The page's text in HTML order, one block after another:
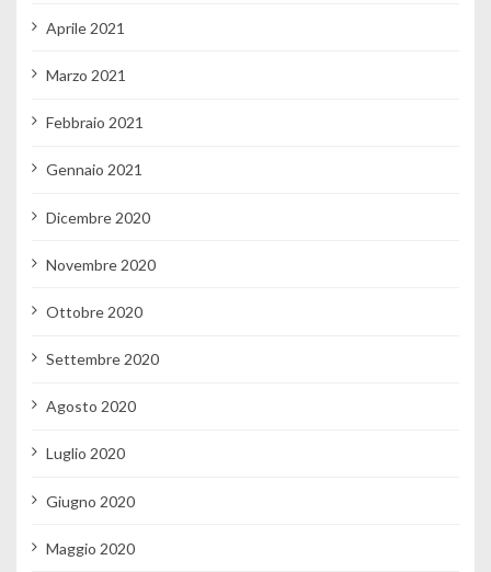
Aprile 2021
Marzo 2021
Febbraio 2021
Gennaio 2021
Dicembre 2020
Novembre 2020
Ottobre 2020
Settembre 2020
Agosto 2020
Luglio 2020
Giugno 2020
Maggio 2020